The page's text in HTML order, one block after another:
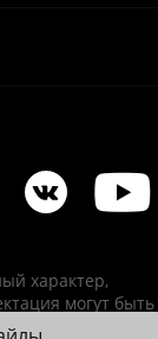
характер,
могут быть